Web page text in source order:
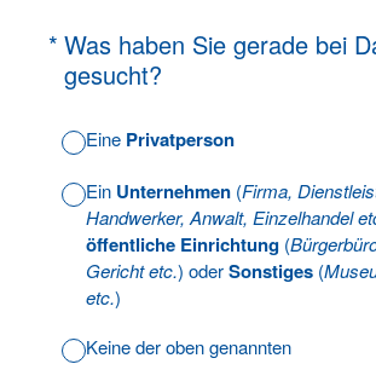
* Was haben Sie gerade bei
gesucht?
(Erforderlich.)
Eine Privatperson
Ein Unternehmen (Firma,
Handwerker, Anwalt, Einzelhandel
öffentliche Einrichtung (
Gericht etc.) oderSonstiges (
etc.)
Keine der oben genannten